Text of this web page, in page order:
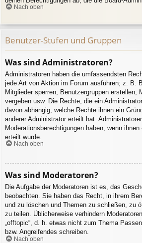
Nach oben
Benutzer-Stufen und Gruppen
Was sind Administratoren?
Administratoren haben die umfassendsten
jede Art von Aktion im Forum ausführen; z. B.
Mitglieder sperren, Benutzergruppen erstellen,
vergeben usw. Die Rechte, die ein
davon abhängig, welche Rechte ihnen ein
anderer Administrator erteilt hat.
Moderationsberechtigungen haben, wenn
erteilt wurde.
Nach oben
Was sind Moderatoren?
Die Aufgabe der Moderatoren ist es, das
beobachten. Sie haben das Recht, in ihrem
und zu löschen und Themen zu schließen, zu
zu teilen. Üblicherweise verhindern
„offtopic“, d. h. etwas nicht zum Thema
bzw. Angreifendes schreiben.
Nach oben